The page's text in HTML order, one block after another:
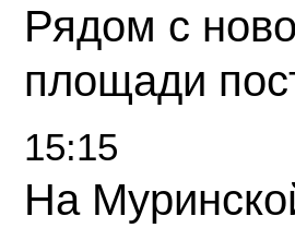
Рядом с
площади
15:15
На